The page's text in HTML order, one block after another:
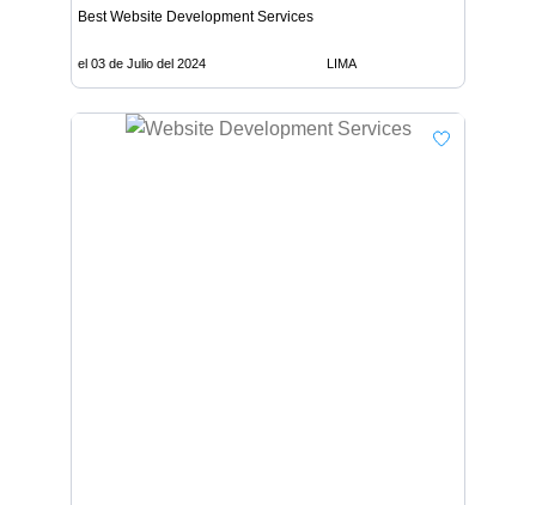
Best Website Development Services
el 03 de Julio del 2024 LIMA